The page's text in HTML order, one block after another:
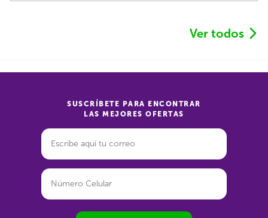
Ver todos
SUSCRÍBETE PARA ENCONTRAR
LAS MEJORES OFERTAS